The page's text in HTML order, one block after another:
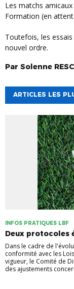
Les matchs amicaux restent autorisés entre Centres de
Formation (en
Toutefois, les essais dans ces structures sont interdits jusqu’à
nouvel ordre.
Par Solenne
ARTICLES LES
INFOS PRATIQUES LBF
Deux protocoles
Dans le cadre de
conformité avec les
vigueur, le Comité de
des ajustements